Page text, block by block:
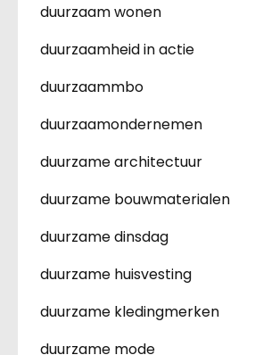
duurzaam wonen
duurzaamheid in actie
duurzaammbo
duurzaamondernemen
duurzame architectuur
duurzame bouwmaterialen
duurzame dinsdag
duurzame huisvesting
duurzame kledingmerken
duurzame mode